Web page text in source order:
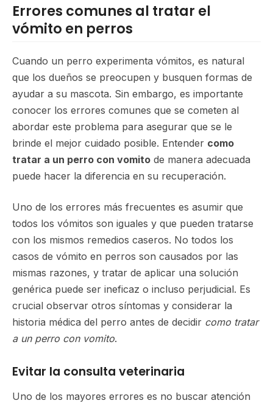
Errores comunes al tratar el
vómito en perros
Cuando un perro experimenta vómitos, es natural
que los dueños se preocupen y busquen formas de
ayudar a su mascota. Sin embargo, es importante
conocer los errores comunes que se cometen al
abordar este problema para asegurar que se le
brinde el mejor cuidado posible. Entender como
tratar a un perro con vomito de manera adecuada
puede hacer la diferencia en su recuperación.
Uno de los errores más frecuentes es asumir que
todos los vómitos son iguales y que pueden tratarse
con los mismos remedios caseros. No todos los
casos de vómito en perros son causados por las
mismas razones, y tratar de aplicar una solución
genérica puede ser ineficaz o incluso perjudicial. Es
crucial observar otros síntomas y considerar la
historia médica del perro antes de decidir como tratar
a un perro con vomito.
Evitar la consulta veterinaria
Uno de los mayores errores es no buscar atención